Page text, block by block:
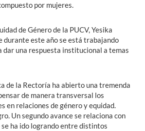
por mujeres.
de Género de la PUCV, Yesika
durante este año se está trabajando
dar una respuesta institucional a temas
de la Rectoría ha abierto una tremenda
de manera transversal los
en relaciones de género y equidad.
Un segundo avance se relaciona con
ha ido logrando entre distintos